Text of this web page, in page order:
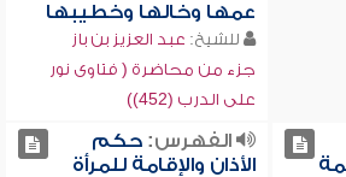
عمها وخالها وخطيبها
للشيخ: عبد العزيز بن باز
جزء من محاضرة ( فتاوى نور
على الدرب (452))
الفهرس:حكم
الأذان والإقامة للمرأة